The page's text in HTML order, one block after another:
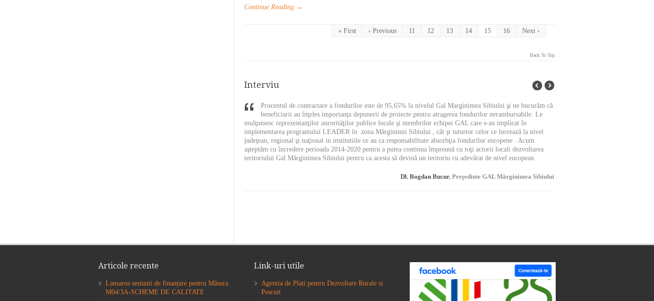
Continue Reading →
« First ‹ Previous 11 12 13 14 15 16 Next ›
Back To Top
Interviu
Procentul de contractare a fondurilor este de 95,65% la nivelul Gal Marginimea Sibiului şi ne bucurăm că
beneficiarii au înţeles importanţa depunerii de proiecte pentru atragerea fondurilor nerambursabile. Le
mulţumesc reprezentanţilor aurorităţilor publice locale şi membrilor echipei GAL care s-au implicat în
implementarea programului LEADER în zona Mărginimii Sibiului , cât şi tuturtor celor ce lucrează la nivel
judeţean, regional şi naţional in institutiile ce au ca responsabilitate absorbţia fondurilor europene . Acum
aşteptăm cu încredere perioada 2014-2020 pentru a putea continua împreună cu toţi actorii locali dezvoltarea
teritoriului Gal Mărginimea Sibiului pentru ca acesta să devină un teritoriu cu adevărat de nivel european.
Dl. Bogdan Bucur, Preşedinte GAL Mărginimea Sibiului
Articole recente
Lansarea sesiunii de finanțare pentru Măsura
M04/3A-SCHEME DE CALITATE
Link-uri utile
Agentia de Plati pentru Dezvoltare Rurale si
Pescuit